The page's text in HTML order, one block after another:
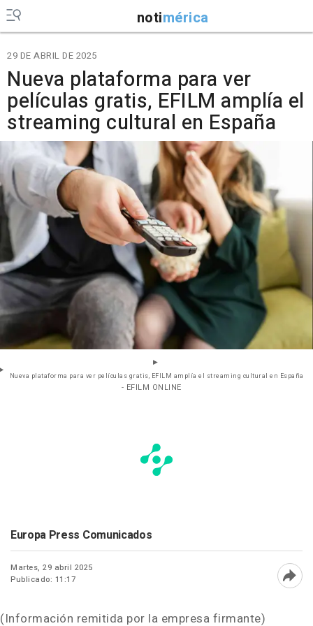
notimérica
29 DE ABRIL DE 2025
Nueva plataforma para ver
películas gratis, EFILM amplía el
streaming cultural en España
Nueva plataforma para ver películas gratis, EFILM amplía el streaming cultural en España
- EFILM ONLINE
Europa Press Comunicados
Martes, 29 abril 2025
Publicado: 11:17
(Información remitida por la empresa firmante)